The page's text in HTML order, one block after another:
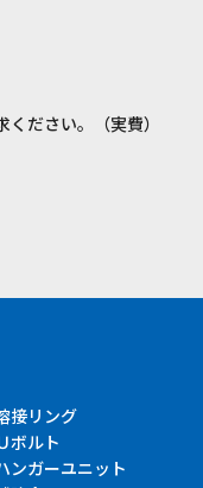
ださい。（実費）
接リング
ボルト
ンガーユニット